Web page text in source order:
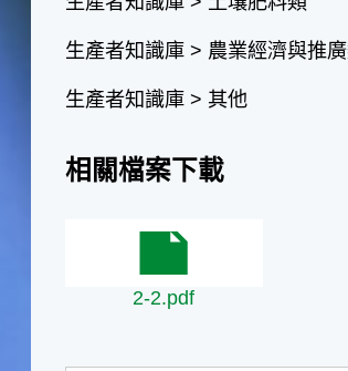
生產者知識庫 > 農業經濟與推
生產者知識庫 > 其他
相關檔案下載
2-2.pdf